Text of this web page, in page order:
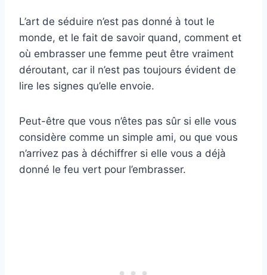
L’art de séduire n’est pas donné à tout le
monde, et le fait de savoir quand, comment et
où embrasser une femme peut être vraiment
déroutant, car il n’est pas toujours évident de
lire les signes qu’elle envoie.
Peut-être que vous n’êtes pas sûr si elle vous
considère comme un simple ami, ou que vous
n’arrivez pas à déchiffrer si elle vous a déjà
donné le feu vert pour l’embrasser.